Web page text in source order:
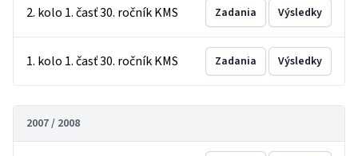
2. kolo 1. časť 30. ročník KMS Zadania Výsledky
1. kolo 1. časť 30. ročník KMS Zadania Výsledky
2007 / 2008